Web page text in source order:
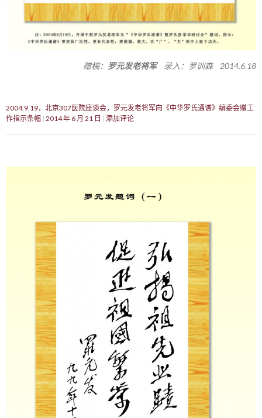
赠稿： 罗元发老将军录入：罗训森 2014.6.18
2004.9.19，北京307医院座谈会，罗元发老将军向《中华罗氏通谱》编委会赠工
作指示条幅 2014 年 6 月 21 日 添加评论